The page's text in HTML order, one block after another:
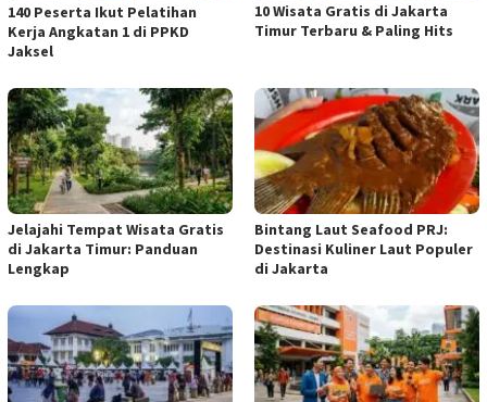
140 Peserta Ikut Pelatihan
Kerja Angkatan 1 di PPKD
Jaksel
10 Wisata Gratis di Jakarta
Timur Terbaru & Paling Hits
Jelajahi Tempat Wisata Gratis
di Jakarta Timur: Panduan
Lengkap
Bintang Laut Seafood PRJ:
Destinasi Kuliner Laut Populer
di Jakarta